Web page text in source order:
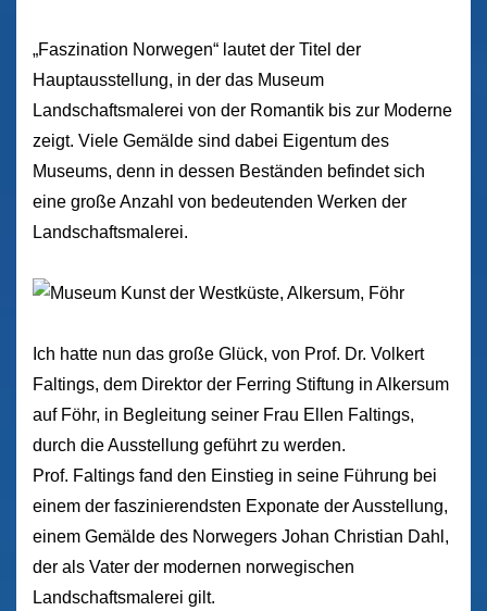
„Faszination Norwegen“ lautet der Titel der
Hauptausstellung, in der das Museum
Landschaftsmalerei von der Romantik bis zur Moderne
zeigt. Viele Gemälde sind dabei Eigentum des
Museums, denn in dessen Beständen befindet sich
eine große Anzahl von bedeutenden Werken der
Landschaftsmalerei.
Ich hatte nun das große Glück, von Prof. Dr. Volkert
Faltings, dem Direktor der Ferring Stiftung in Alkersum
auf Föhr, in Begleitung seiner Frau Ellen Faltings,
durch die Ausstellung geführt zu werden.
Prof. Faltings fand den Einstieg in seine Führung bei
einem der faszinierendsten Exponate der Ausstellung,
einem Gemälde des Norwegers Johan Christian Dahl,
der als Vater der modernen norwegischen
Landschaftsmalerei gilt.